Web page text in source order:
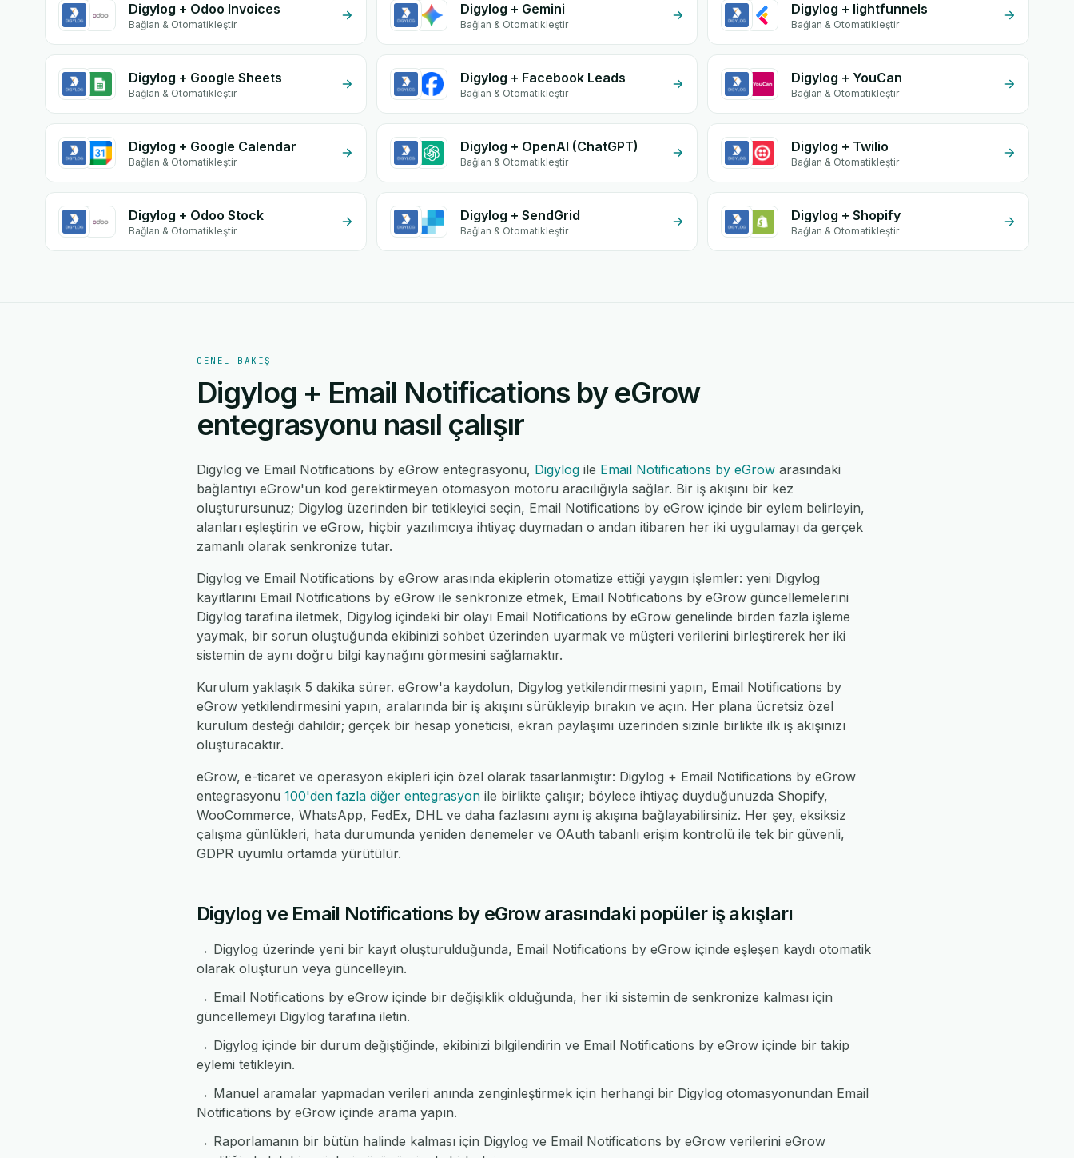
Digylog + Odoo Invoices
Bağlan & Otomatikleştir
Digylog + Gemini
Bağlan & Otomatikleştir
Digylog + lightfunnels
Bağlan & Otomatikleştir
Digylog + Google Sheets
Bağlan & Otomatikleştir
Digylog + Facebook Leads
Bağlan & Otomatikleştir
Digylog + YouCan
Bağlan & Otomatikleştir
Digylog + Google Calendar
Bağlan & Otomatikleştir
Digylog + OpenAI (ChatGPT)
Bağlan & Otomatikleştir
Digylog + Twilio
Bağlan & Otomatikleştir
Digylog + Odoo Stock
Bağlan & Otomatikleştir
Digylog + SendGrid
Bağlan & Otomatikleştir
Digylog + Shopify
Bağlan & Otomatikleştir
GENEL BAKIŞ
Digylog + Email Notifications by eGrow
entegrasyonu nasıl çalışır
Digylog ve Email Notifications by eGrow entegrasyonu, Digylog ile Email Notifications by eGrow arasındaki
bağlantıyı eGrow'un kod gerektirmeyen otomasyon motoru aracılığıyla sağlar. Bir iş akışını bir kez
oluşturursunuz; Digylog üzerinden bir tetikleyici seçin, Email Notifications by eGrow içinde bir eylem belirleyin,
alanları eşleştirin ve eGrow, hiçbir yazılımcıya ihtiyaç duymadan o andan itibaren her iki uygulamayı da gerçek
zamanlı olarak senkronize tutar.
Digylog ve Email Notifications by eGrow arasında ekiplerin otomatize ettiği yaygın işlemler: yeni Digylog
kayıtlarını Email Notifications by eGrow ile senkronize etmek, Email Notifications by eGrow güncellemelerini
Digylog tarafına iletmek, Digylog içindeki bir olayı Email Notifications by eGrow genelinde birden fazla işleme
yaymak, bir sorun oluştuğunda ekibinizi sohbet üzerinden uyarmak ve müşteri verilerini birleştirerek her iki
sistemin de aynı doğru bilgi kaynağını görmesini sağlamaktır.
Kurulum yaklaşık 5 dakika sürer. eGrow'a kaydolun, Digylog yetkilendirmesini yapın, Email Notifications by
eGrow yetkilendirmesini yapın, aralarında bir iş akışını sürükleyip bırakın ve açın. Her plana ücretsiz özel
kurulum desteği dahildir; gerçek bir hesap yöneticisi, ekran paylaşımı üzerinden sizinle birlikte ilk iş akışınızı
oluşturacaktır.
eGrow, e-ticaret ve operasyon ekipleri için özel olarak tasarlanmıştır: Digylog + Email Notifications by eGrow
entegrasyonu 100'den fazla diğer entegrasyon ile birlikte çalışır; böylece ihtiyaç duyduğunuzda Shopify,
WooCommerce, WhatsApp, FedEx, DHL ve daha fazlasını aynı iş akışına bağlayabilirsiniz. Her şey, eksiksiz
çalışma günlükleri, hata durumunda yeniden denemeler ve OAuth tabanlı erişim kontrolü ile tek bir güvenli,
GDPR uyumlu ortamda yürütülür.
Digylog ve Email Notifications by eGrow arasındaki popüler iş akışları
→ Digylog üzerinde yeni bir kayıt oluşturulduğunda, Email Notifications by eGrow içinde eşleşen kaydı otomatik
olarak oluşturun veya güncelleyin.
→ Email Notifications by eGrow içinde bir değişiklik olduğunda, her iki sistemin de senkronize kalması için
güncellemeyi Digylog tarafına iletin.
→ Digylog içinde bir durum değiştiğinde, ekibinizi bilgilendirin ve Email Notifications by eGrow içinde bir takip
eylemi tetikleyin.
→ Manuel aramalar yapmadan verileri anında zenginleştirmek için herhangi bir Digylog otomasyonundan Email
Notifications by eGrow içinde arama yapın.
→ Raporlamanın bir bütün halinde kalması için Digylog ve Email Notifications by eGrow verilerini eGrow